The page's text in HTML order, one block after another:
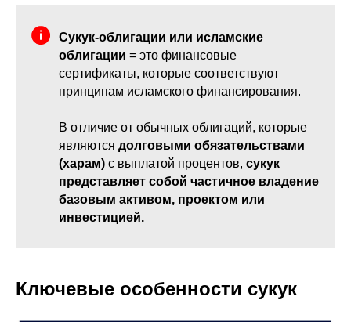
Сукук-облигации или исламские
облигации = это финансовые
сертификаты, которые соответствуют
принципам исламского финансирования.
В отличие от обычных облигаций, которые
являются долговыми обязательствами
(харам) с выплатой процентов, сукук
представляет собой частичное владение
базовым активом, проектом или
инвестицией.
Ключевые особенности сукук